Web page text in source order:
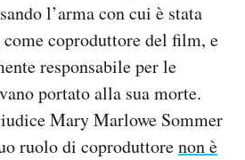
l’arma con cui è stata
coproduttore del film, e
responsabile per le
portato alla sua morte.
Mary Marlowe Sommer
ruolo di coproduttorenon è